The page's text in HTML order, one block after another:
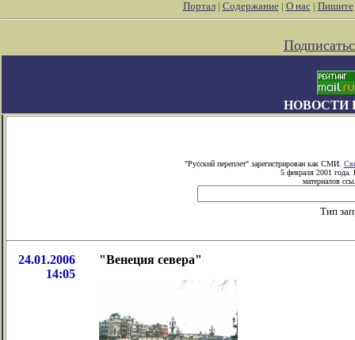
Портал| Содержание| О нас| Пишите
НОВОСТИ
"Русский переплет" зарегистрирован как СМИ.
5 февраля 2001 года.
материалов
Тип
24.01.2006
14:05
"Венеция севера"